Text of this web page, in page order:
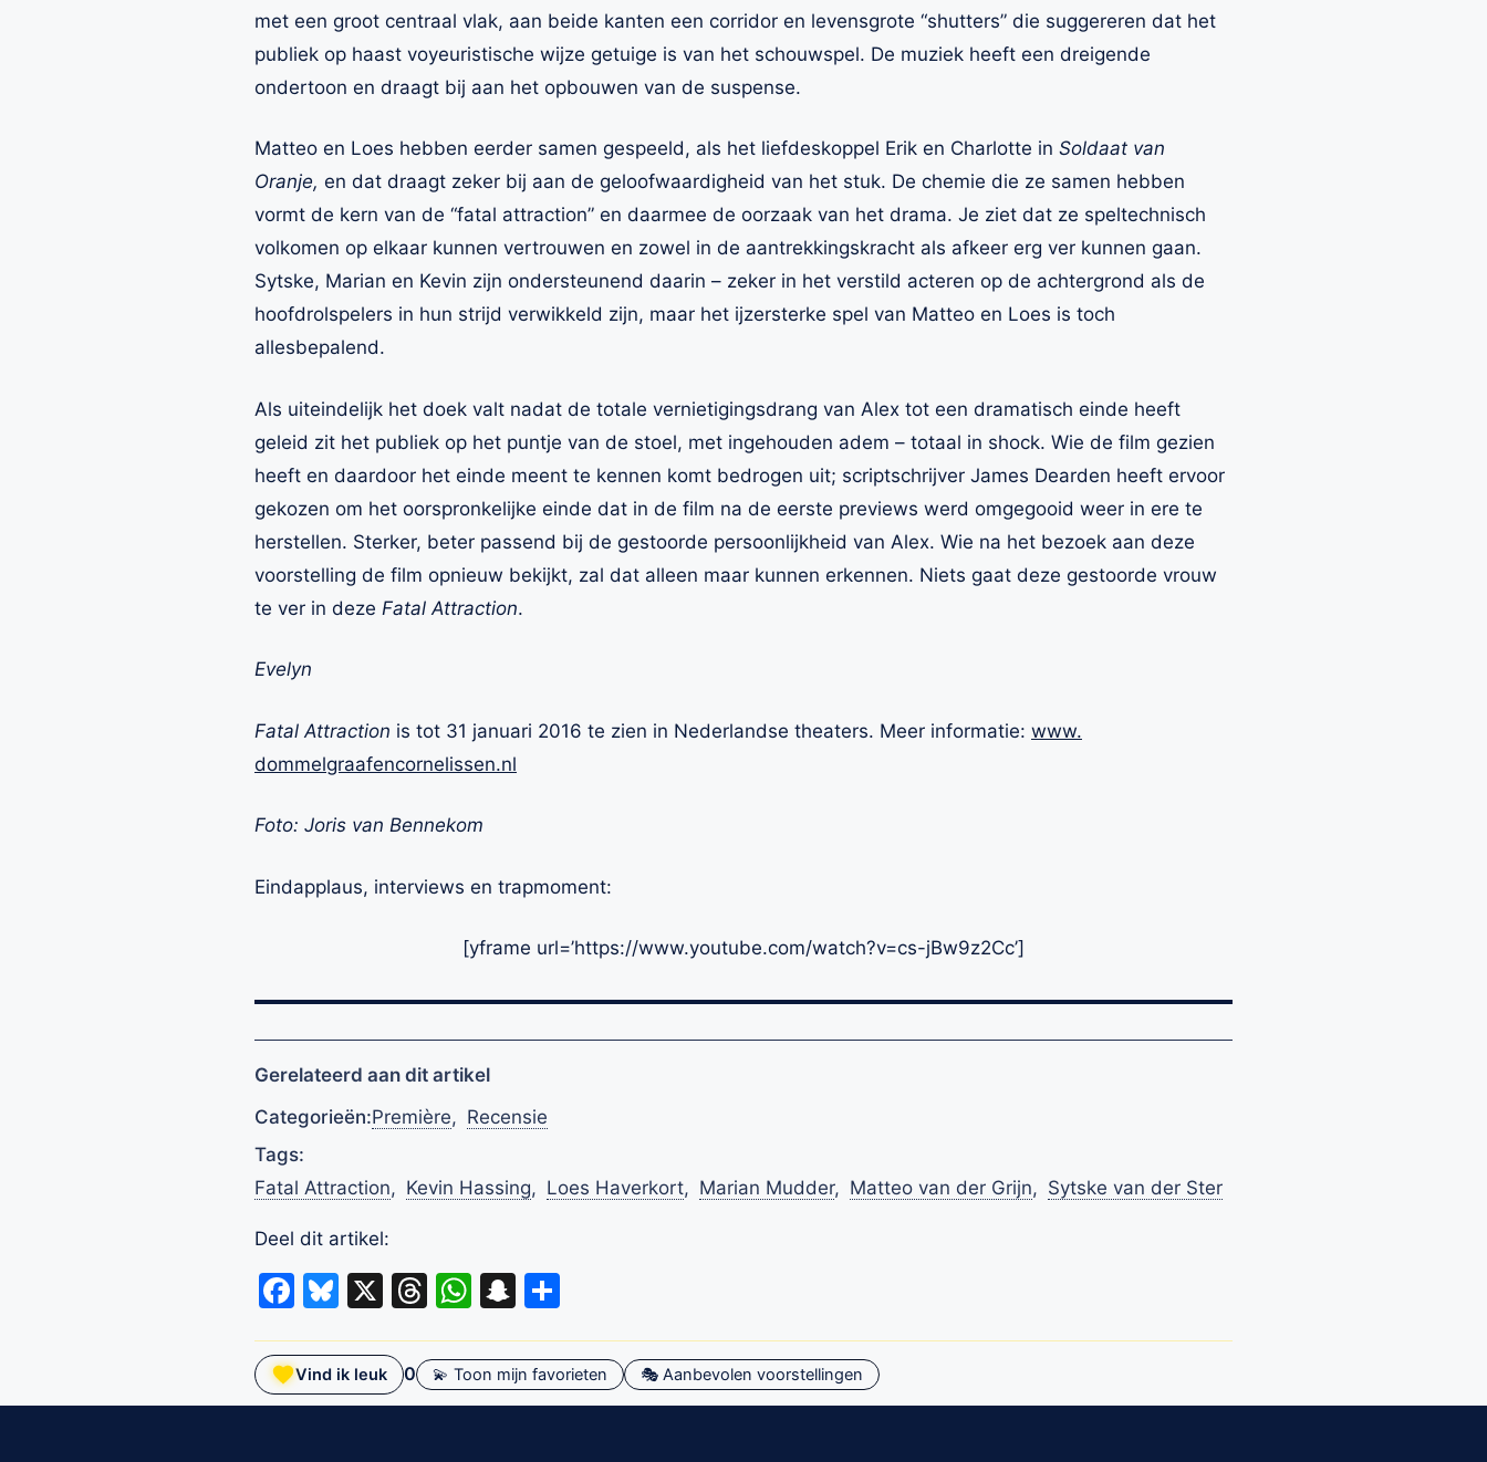
met een groot centraal vlak, aan beide kanten een corridor en levensgrote “shutters” die suggereren dat het
publiek op haast voyeuristische wijze getuige is van het schouwspel. De muziek heeft een dreigende
ondertoon en draagt bij aan het opbouwen van de suspense.
Matteo en Loes hebben eerder samen gespeeld, als het liefdeskoppel Erik en Charlotte in Soldaat van
Oranje, en dat draagt zeker bij aan de geloofwaardigheid van het stuk. De chemie die ze samen hebben
vormt de kern van de “fatal attraction” en daarmee de oorzaak van het drama. Je ziet dat ze speltechnisch
volkomen op elkaar kunnen vertrouwen en zowel in de aantrekkingskracht als afkeer erg ver kunnen gaan.
Sytske, Marian en Kevin zijn ondersteunend daarin – zeker in het verstild acteren op de achtergrond als de
hoofdrolspelers in hun strijd verwikkeld zijn, maar het ijzersterke spel van Matteo en Loes is toch
allesbepalend.
Als uiteindelijk het doek valt nadat de totale vernietigingsdrang van Alex tot een dramatisch einde heeft
geleid zit het publiek op het puntje van de stoel, met ingehouden adem – totaal in shock. Wie de film gezien
heeft en daardoor het einde meent te kennen komt bedrogen uit; scriptschrijver James Dearden heeft ervoor
gekozen om het oorspronkelijke einde dat in de film na de eerste previews werd omgegooid weer in ere te
herstellen. Sterker, beter passend bij de gestoorde persoonlijkheid van Alex. Wie na het bezoek aan deze
voorstelling de film opnieuw bekijkt, zal dat alleen maar kunnen erkennen. Niets gaat deze gestoorde vrouw
te ver in deze Fatal Attraction.
Evelyn
Fatal Attraction is tot 31 januari 2016 te zien in Nederlandse theaters. Meer informatie: www.
dommelgraafencornelissen.nl
Foto: Joris van Bennekom
Eindapplaus, interviews en trapmoment:
[yframe url=’https://www.youtube.com/watch?v=cs-jBw9z2Cc’]
Gerelateerd aan dit artikel
Categorieën:Première, Recensie
Tags:
Fatal Attraction, Kevin Hassing, Loes Haverkort, Marian Mudder, Matteo van der Grijn, Sytske van der Ster
Deel dit artikel:
Facebook
Bluesky
X Threads
WhatsApp
Snapchat
Vind ik leuk 0 💫 Toon mijn favorieten 🎭 Aanbevolen voorstellingen